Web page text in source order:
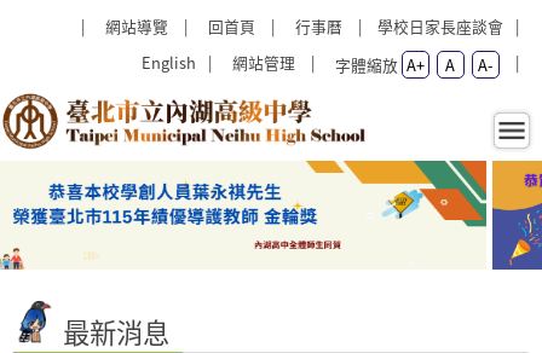
網站導覽
回首頁 行事曆
學校日家長座談會
English
網站管理 字體縮放 A+ A A-
首頁 - 臺北市立內湖高級中學
:::
最新消息